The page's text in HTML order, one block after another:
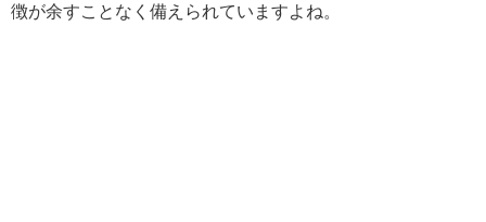
徴が余すことなく備えられていますよね。